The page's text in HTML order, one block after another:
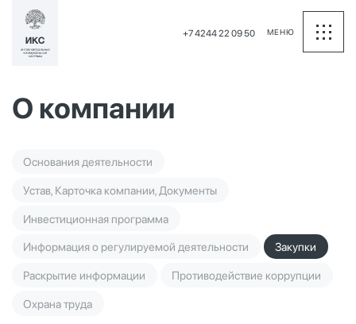
+7 4244 22 09 50 МЕНЮ
О компании
Основания деятельности
Устав, Карточка компании, Документы
Инвестиционная программа
Информация о регулируемой деятельности Закупки
Раскрытие информации Противодействие коррупции
Охрана труда